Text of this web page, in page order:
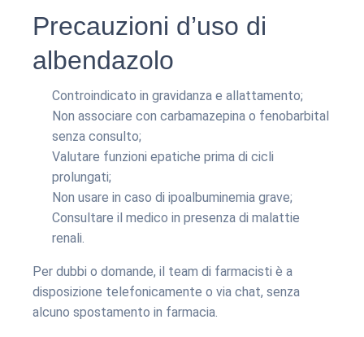
Precauzioni d’uso di
albendazolo
Controindicato in gravidanza e allattamento;
Non associare con carbamazepina o fenobarbital
senza consulto;
Valutare funzioni epatiche prima di cicli
prolungati;
Non usare in caso di ipoalbuminemia grave;
Consultare il medico in presenza di malattie
renali.
Per dubbi o domande, il team di farmacisti è a
disposizione telefonicamente o via chat, senza
alcuno spostamento in farmacia.